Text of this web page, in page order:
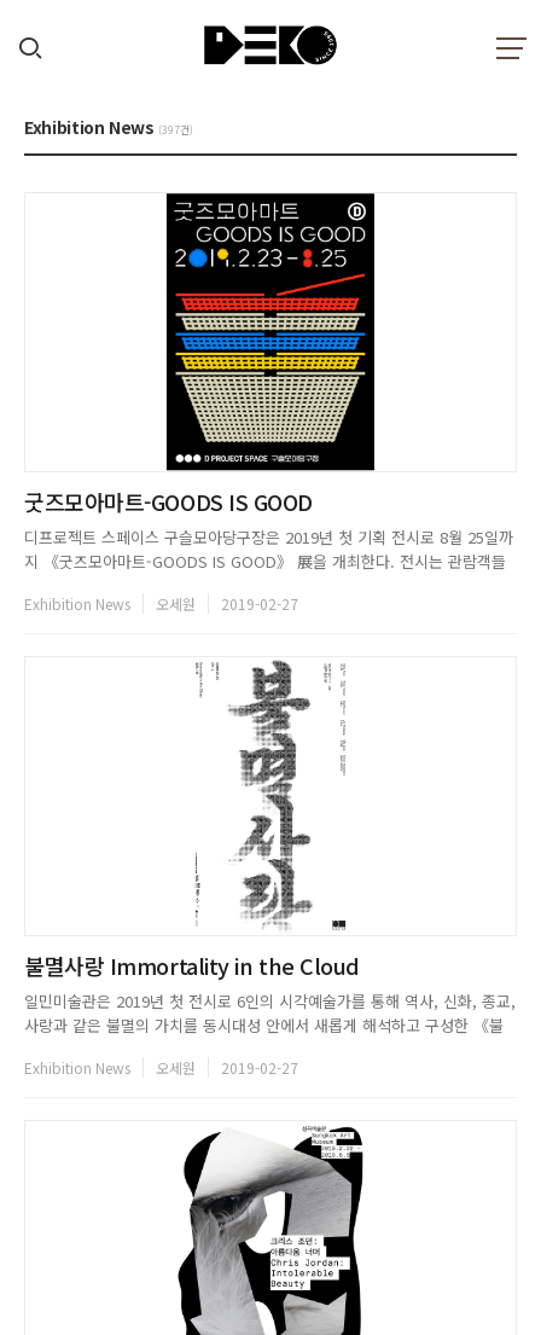
Exhibition News (397건)
굿즈모아마트-GOODS IS GOOD
디프로젝트 스페이스 구슬모아당구장은 2019년 첫 기획 전시로 8월 25일까
지 《굿즈모아마트-GOODS IS GOOD》 展을 개최한다. 전시는 관람객들
는 마트라는 컨셉의 전시공간에서 국내 작가 35명의 일러스트레이션, 애니
Exhibition News 오세원 2019-02-27
불멸사랑 Immortality in the Cloud
일민미술관은 2019년 첫 전시로 6인의 시각예술가를 통해 역사, 신화, 종교,
사랑과 같은 불멸의 가치를 동시대성 안에서 새롭게 해석하고 구성한 《불
를 대표하는 매체가 만들어 낸 서로 다른 코드에 의해 인간의 의식과 지각을
Exhibition News 오세원 2019-02-27